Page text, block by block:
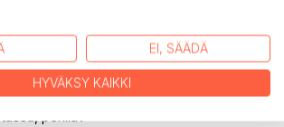
kertoo välähdyksenomaisesti
hetkistä. Onko tärkeintä
vai elämisen riemu ja lento ennen
perillä?
EI, SÄÄDÄ
HYVÄKSY KAIKKI